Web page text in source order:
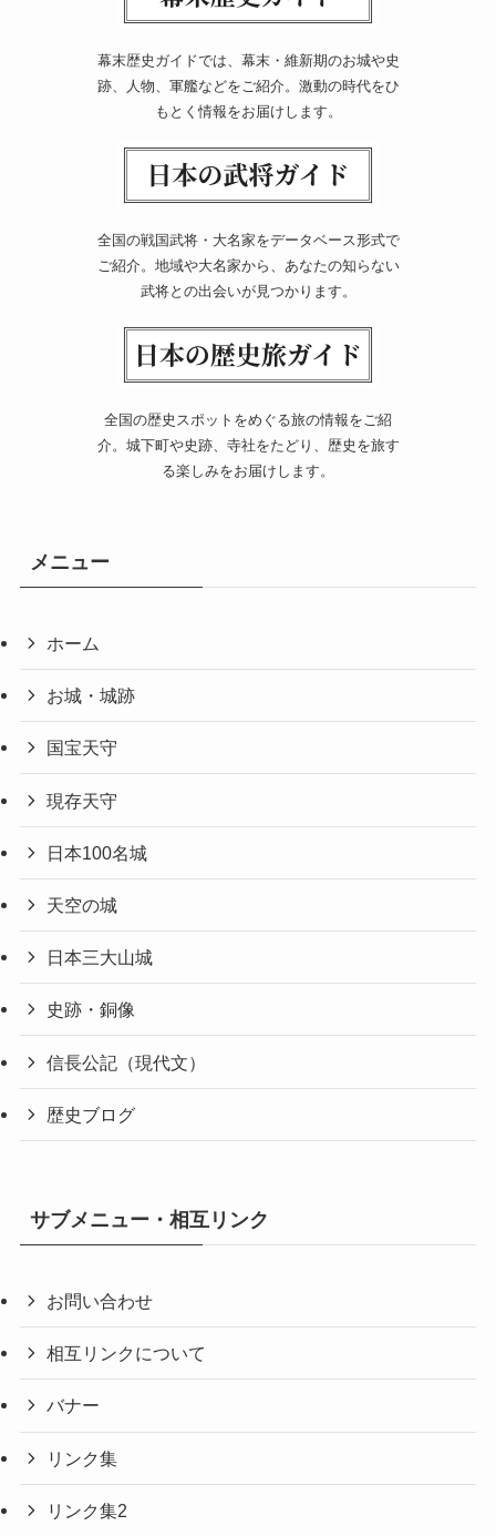
幕末歴史ガイドでは、幕末・維新期のお城や史
跡、人物、軍艦などをご紹介。激動の時代をひ
もとく情報をお届けします。
全国の戦国武将・大名家をデータベース形式で
ご紹介。地域や大名家から、あなたの知らない
武将との出会いが見つかります。
全国の歴史スポットをめぐる旅の情報をご紹
介。城下町や史跡、寺社をたどり、歴史を旅す
る楽しみをお届けします。
メニュー
ホーム
お城・城跡
国宝天守
現存天守
日本100名城
天空の城
日本三大山城
史跡・銅像
信長公記（現代文）
歴史ブログ
サブメニュー・相互リンク
お問い合わせ
相互リンクについて
バナー
リンク集
リンク集2